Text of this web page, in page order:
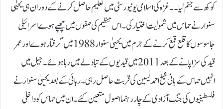
کوکھ سے جنم لیا۔ ۔ غزہ کی اسلامی یونیورسٹی میں تعلیم حاصل کرنے کے دوران ہی یحیٰی
سنوار نے حماس میں شمولیت اختیار کی ۔ اس تنظیم کی صفوں میں چھپے ہوے اسرائیلی
جاسوسوں کا قلع قمع کرنے کے جرم میں یحییٰ سنوار 1988 میں گرفتار ہوے اور عمر
قید کی سزا پانے کے بعد 2011 میں قیدیوں کے تبادلے میں رہا ہوئے۔ جیل میں
انہیں حماس کے بانی شیخ احمد یٰسین کی قربت حاصل رہی۔ رہائی کے بعد یحییٰ سنوار نے
فلسطینیوں کی جنگ آزادی کے چار رہنما اصول متعین کئے۔ ان میں حماس کو داخلی